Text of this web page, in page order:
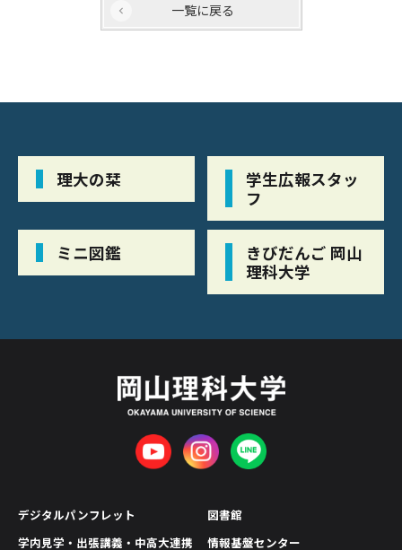
一覧に戻る
理大の栞
学生広報スタッ
フ
ミニ図鑑
きびだんご 岡山
理科大学
デジタルパンフレット
学内見学・出張講義・中高大連携
図書館
情報基盤センター